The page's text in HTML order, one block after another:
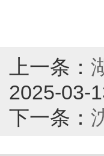
上一条：
2025-03-
下一条：